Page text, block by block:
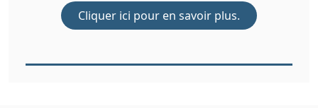
Cliquer ici pour en savoir plus.